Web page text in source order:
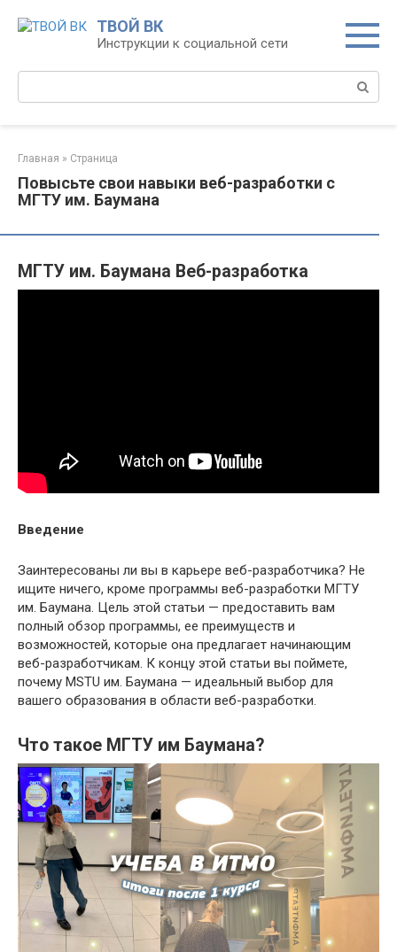
ТВОЙ ВК
Инструкции к социальной сети
Главная » Страница
Повысьте свои навыки веб-разработки с
МГТУ им. Баумана
МГТУ им. Баумана Веб-разработка
Введение
Заинтересованы ли вы в карьере веб-разработчика? Не
ищите ничего, кроме программы веб-разработки МГТУ
им. Баумана. Цель этой статьи — предоставить вам
полный обзор программы, ее преимуществ и
возможностей, которые она предлагает начинающим
веб-разработчикам. К концу этой статьи вы поймете,
почему MSTU им. Баумана — идеальный выбор для
вашего образования в области веб-разработки.
Что такое МГТУ им Баумана?